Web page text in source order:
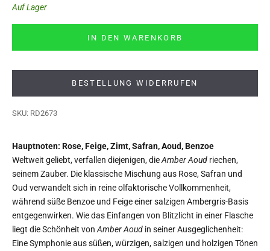
Auf Lager
IN DEN WARENKORB
BESTELLUNG WIDERRUFEN
SKU: RD2673
Hauptnoten: Rose, Feige, Zimt, Safran, Aoud, Benzoe
Weltweit geliebt, verfallen diejenigen, dieAmber Aoud riechen,
seinem Zauber. Die klassische Mischung aus Rose, Safran und
Oud verwandelt sich in reine olfaktorische Vollkommenheit,
während süße Benzoe und Feige einer salzigen Ambergris-Basis
entgegenwirken. Wie das Einfangen von Blitzlicht in einer Flasche
liegt die Schönheit von Amber Aoud in seiner Ausgeglichenheit:
Eine Symphonie aus süßen, würzigen, salzigen und holzigen Tönen